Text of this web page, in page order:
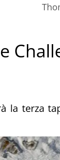
la terza